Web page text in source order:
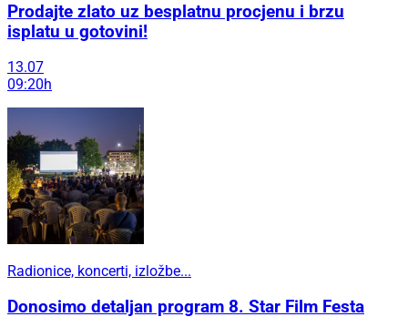
Prodajte zlato uz besplatnu procjenu i brzu
isplatu u gotovini!
13.07
09:20h
Radionice, koncerti, izložbe...
Donosimo detaljan program 8. Star Film Festa